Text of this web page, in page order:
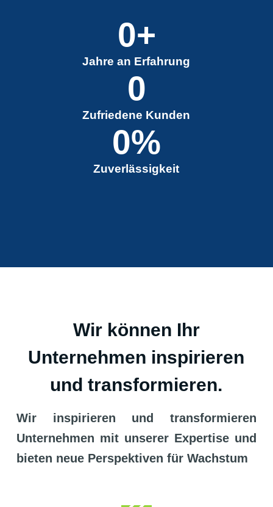
0+
Jahre an Erfahrung
0
Zufriedene Kunden
0%
Zuverlässigkeit
Wir können Ihr
Unternehmen inspirieren
und transformieren.
Wir inspirieren und transformieren
Unternehmen mit unserer Expertise und
bieten neue Perspektiven für Wachstum